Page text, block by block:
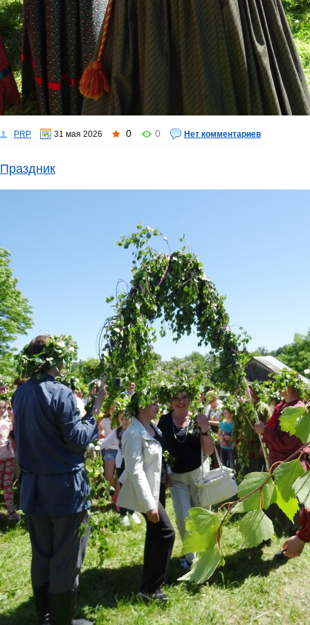
PRP 31 мая 2026 0 0 Нет комментариев
Праздник